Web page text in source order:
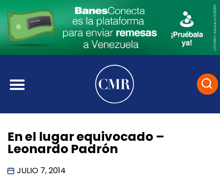
En el lugar equivocado –
Leonardo Padrón
JULIO 7, 2014